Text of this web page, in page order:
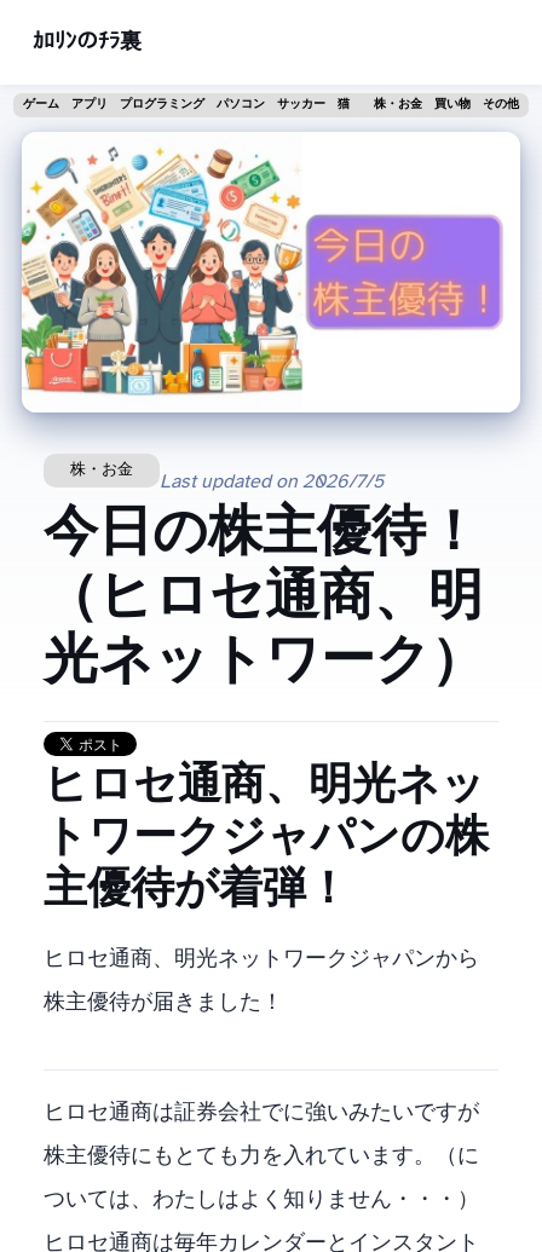
ｶﾛﾘﾝのﾁﾗ裏
ゲーム アプリ プログラミング パソコン サッカー 猫 株・お金 買い物 その他
株・お金
Last updated on 2026/7/5
今日の株主優待！
（ヒロセ通商、明
光ネットワーク）
7185 ヒロセ通商、4668 明光ネッ
トワークジャパンの株
主優待が着弾！
ヒロセ通商、明光ネットワークジャパンから
株主優待が届きました！
ヒロセ通商は証券会社でFXに強いみたいですが
株主優待にもとても力を入れています。（FXに
ついては、わたしはよく知りません・・・）
ヒロセ通商は毎年カレンダーとインスタント